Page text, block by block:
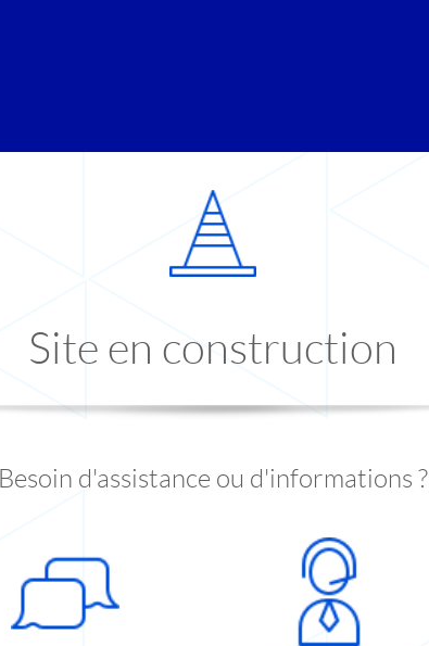
Site en construction
Besoin d'assistance ou d'informations ?